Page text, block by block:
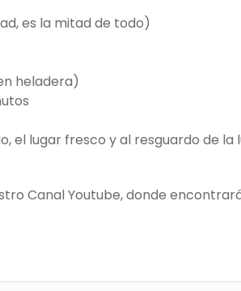
es la mitad de todo)
heladera)
el lugar fresco y al resguardo de la
Canal Youtube, donde